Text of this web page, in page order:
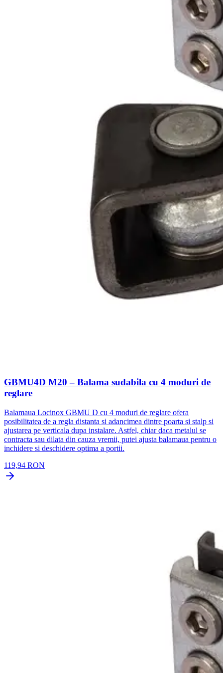
GBMU4D M20 – Balama sudabila cu 4 moduri de
reglare
Balamaua Locinox GBMU D cu 4 moduri de reglare ofera
posibilitatea de a regla distanta si adancimea dintre poarta si stalp si
ajustarea pe verticala dupa instalare. Astfel, chiar daca metalul se
contracta sau dilata din cauza vremii, putei ajusta balamaua pentru o
inchidere si deschidere optima a portii.
119,94 RON